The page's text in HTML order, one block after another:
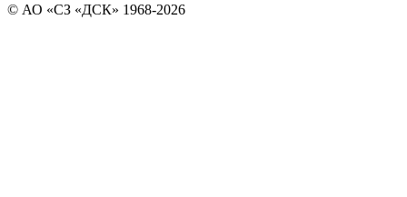
© АО «СЗ «ДСК» 1968-2026